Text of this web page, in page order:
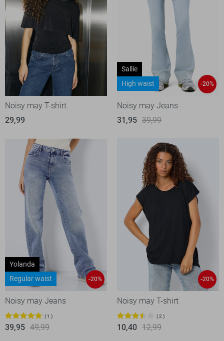
Noisy may T-shirt
29,99
Sallie
High waist
-20%
Noisy may Jeans
31,95 39,99
Yolanda
Regular waist
-20%
Noisy may Jeans
1
39,95 49,99
-20%
Noisy may T-shirt
2
10,40 12,99